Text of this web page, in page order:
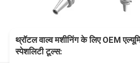
थ्रॉटल वाल्व मशीनिंग के लिए OEM
स्पेशलिटी टूल्स: